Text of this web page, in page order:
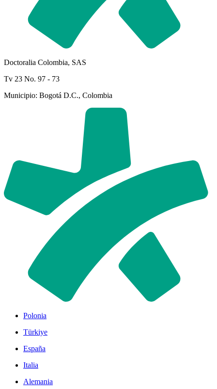
Doctoralia Colombia, SAS
Tv 23 No. 97 - 73
Municipio: Bogotá D.C., Colombia
Polonia
Türkiye
España
Italia
Alemania